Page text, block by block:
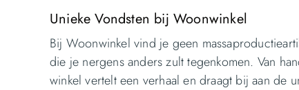
Unieke Vondsten bij Woonwinkel
Bij Woonwinkel vind je geen
die je nergens anders zult tegenkomen. Van
winkel vertelt een verhaal en draagt bij aan de